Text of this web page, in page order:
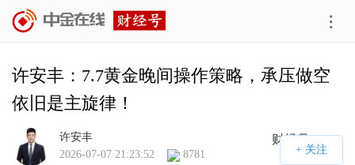
许安丰：7.7黄金晚间操作策略，承压做空
依旧是主旋律！
财经号APP
许安丰
2026-07-07 21:23:52
8781